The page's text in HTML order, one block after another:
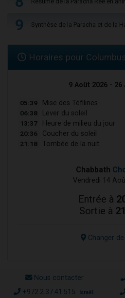
9 Synthèse de la Paracha et de la
Horaires pour Columbus
9 Août 2026 - 26
05:39 Mise des Téfilines
06:38 Lever du soleil
13:37 Heure de milieu du jour
20:36 Coucher du soleil
21:18 Tombée de la nuit
Chabbath
Vendredi 14
Entrée à
Sortie à
Changer de
Nous contacter
+972.2.37.41.515 Israël